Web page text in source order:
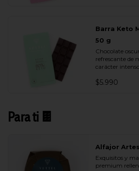
Barra Keto
50 g
Chocolate
refrescante de
carácter
vibrante que
profundidad al
$5.990
Para ti 🍫
Alfajor
Exquisitos y
premium